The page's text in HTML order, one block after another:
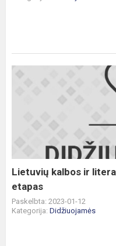
Lietuvių
Lietuvių kalbos ir
etapas
Paskelbta: 2023-01-12
Kategorija: Didžiuojamės